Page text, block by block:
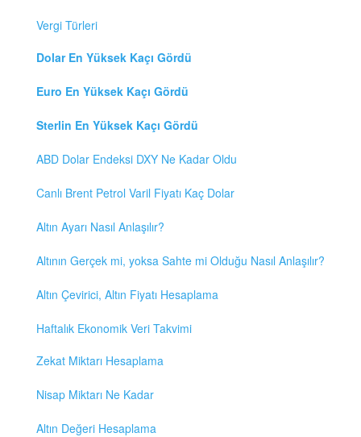
Vergi Türleri
Dolar En Yüksek Kaçı Gördü
Euro En Yüksek Kaçı Gördü
Sterlin En Yüksek Kaçı Gördü
ABD Dolar Endeksi DXY Ne Kadar Oldu
Canlı Brent Petrol Varil Fiyatı Kaç Dolar
Altın Ayarı Nasıl Anlaşılır?
Altının Gerçek mi, yoksa Sahte mi Olduğu Nasıl Anlaşılır?
Altın Çevirici, Altın Fiyatı Hesaplama
Haftalık Ekonomik Veri Takvimi
Zekat Miktarı Hesaplama
Nisap Miktarı Ne Kadar
Altın Değeri Hesaplama